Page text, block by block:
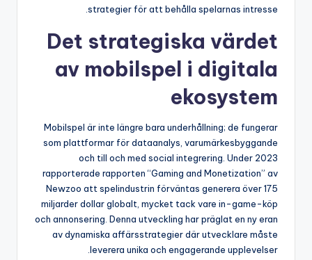
strategier för att behålla spelarnas intresse.
Det strategiska värdet
av mobilspel i digitala
ekosystem
Mobilspel är inte längre bara underhållning; de fungerar
som plattformar för dataanalys, varumärkesbyggande
och till och med social integrering. Under 2023
rapporterade rapporten “Gaming and Monetization” av
Newzoo att spelindustrin förväntas generera över 175
miljarder dollar globalt, mycket tack vare in-game-köp
och annonsering. Denna utveckling har präglat en ny eran
av dynamiska affärsstrategier där utvecklare måste
leverera unika och engagerande upplevelser.